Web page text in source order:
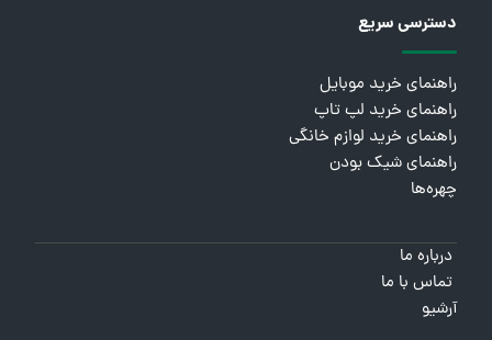
دسترسی سریع
راهنمای خرید موبایل
راهنمای خرید لپ تاپ
راهنمای خرید لوازم خانگی
راهنمای شیک بودن
چهره‌ها
درباره ما
تماس با ما
آرشیو